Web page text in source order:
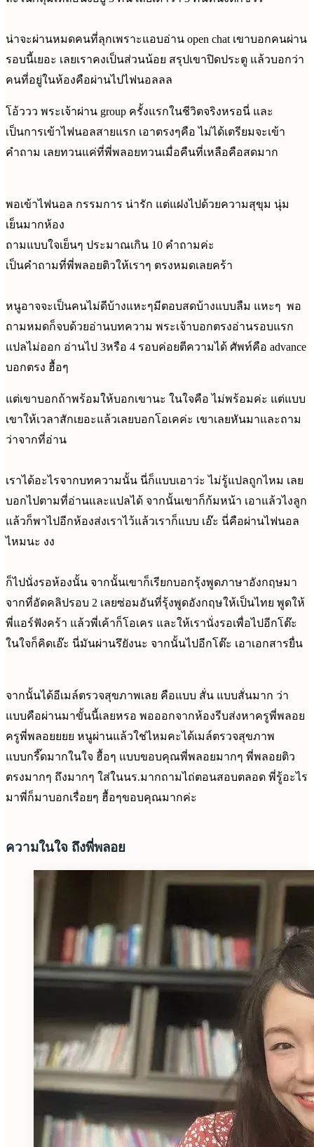
น่าจะผ่านหมดคนที่ลุกเพราะแอบอ่าน open chat เขาบอกคนผ่าน
รอบนี้เยอะ เลยเราคงเป็นส่วนน้อย สรุปเขาปิดประตู แล้วบอกว่า
คนที่อยู่ในห้องคือผ่านไปไฟนอลลล
โอ้ววว พระเจ้าผ่าน group ครั้งแรกในชีวิตจริงหรอนี่ และ
เป็นการเข้าไฟนอลสายแรก เอาตรงๆคือ ไม่ได้เตรียมจะเข้า
คำถาม เลยทวนแค่ที่พี่พลอยทวนเมื่อคืนที่เหลือคือสดมาก
พอเข้าไฟนอล กรรมการ น่ารัก แต่แฝงไปด้วยความสุขุม นุ่ม
เย็นมากห้อง
ถามแบบใจเย็นๆ ประมาณเกิน 10 คำถามค่ะ
เป็นคำถามที่พี่พลอยติวให้เราๆ ตรงหมดเลยคร้า
หนูอาจจะเป็นคนไม่ดีบ้างแหะๆมีตอบสดบ้างแบบลืม แหะๆ พอ
ถามหมดก็จบด้วยอ่านบทความ พระเจ้าบอกตรงอ่านรอบแรก
แปลไม่ออก อ่านไป 3หรือ 4 รอบค่อยตีความได้ ศัพท์คือ advance
บอกตรง ฮื้อๆ
แต่เขาบอกถ้าพร้อมให้บอกเขานะ ในใจคือ ไม่พร้อมค่ะ แต่แบบ
เขาให้เวลาสักเยอะแล้วเลยบอกโอเคค่ะ เขาเลยหันมาและถาม
ว่าจากที่อ่าน
เราได้อะไรจากบทความนั้น นี่ก็แบบเอาว่ะ ไม่รู้แปลถูกไหม เลย
บอกไปตามที่อ่านและแปลได้ จากนั้นเขาก็ก้มหน้า เอาแล้วไงลูก
แล้วก็พาไปอีกห้องส่งเราไว้แล้วเราก็แบบ เอ๊ะ นี่คือผ่านไฟนอล
ไหมนะ งง
ก็ไปนั่งรอห้องนั้น จากนั้นเขาก็เรียกบอกรุ้งพูดภาษาอังกฤษมา
จากที่อัดคลิปรอบ 2 เลยซ่อมอันที่รุ้งพูดอังกฤษให้เป็นไทย พูดให้
พี่แอร์ฟังคร้า แล้วพี่เค้าก็โอเคร และให้เรานั่งรอเพื่อไปอีกโต๊ะ
ในใจก็คิดเอ๊ะ นี่มันผ่านรึยังนะ จากนั้นไปอีกโต๊ะ เอาเอกสารยื่น
จากนั้นได้อีเมล์ตรวจสุขภาพเลย คือแบบ สั่น แบบสั่นมาก ว่า
แบบคือผ่านมาขั้นนี้เลยหรอ พอออกจากห้องรีบส่งหาครูพี่พลอย
ครูพี่พลอยยยย หนูผ่านแล้วใช่ไหมคะได้เมล์ตรวจสุขภาพ
แบบกรี๊ดมากในใจ ฮื้อๆ แบบขอบคุณพี่พลอยมากๆ พี่พลอยติว
ตรงมากๆ ถึงมากๆ ใส่ในนร.มากถามไถ่ตอนสอบตลอด พี่รู้อะไร
มาพี่ก็มาบอกเรื่อยๆ ฮื้อๆขอบคุณมากค่ะ
ความในใจ ถึงพี่พลอย